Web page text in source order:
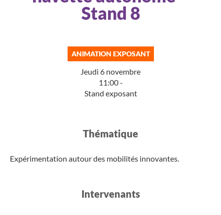
Stand 8
ANIMATION EXPOSANT
Jeudi 6 novembre
11:00 -
Stand exposant
Thématique​
Expérimentation autour des mobilités innovantes.
Intervenants